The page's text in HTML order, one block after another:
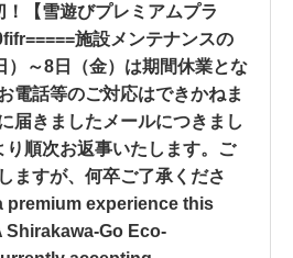
【雪遊びプレミアムプラ
施設メンテナンスの
）～8日（金）は期間休業とな
電話等のご対応はできかねま
届きましたメールにつきまし
り順次お返事いたします。ご
ますが、何卒ご了承くださ
premium experience this
Shirakawa-Go Eco-